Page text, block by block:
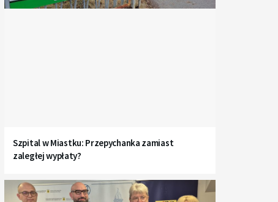
Szpital w Miastku: Przepychanka zamiast
zaległej wypłaty?